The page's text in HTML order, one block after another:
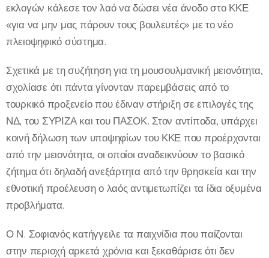
εκλογών κάλεσε τον λαό να δώσει νέα άνοδο στο ΚΚΕ
«για να μην μας πάρουν τους βουλευτές» με το νέο
πλειοψηφικό σύστημα.
Σχετικά με τη συζήτηση για τη μουσουλμανική μειονότητα,
σχολίασε ότι πάντα γίνονταν παρεμβάσεις από το
τουρκικό προξενείο που έδιναν στήριξη σε επιλογές της
ΝΔ, του ΣΥΡΙΖΑ και του ΠΑΣΟΚ. Στον αντίποδα, υπάρχει
κοινή δήλωση των υποψηφίων του ΚΚΕ που προέρχονται
από την μειονότητα, οι οποίοι αναδεικνύουν το βασικό
ζήτημα ότι δηλαδή ανεξάρτητα από την θρησκεία και την
εθνοτική προέλευση ο λαός αντιμετωπίζει τα ίδια οξυμένα
προβλήματα.
Ο Ν. Σοφιανός κατήγγειλε τα παιχνίδια που παίζονται
στην περιοχή αρκετά χρόνια και ξεκαθάρισε ότι δεν